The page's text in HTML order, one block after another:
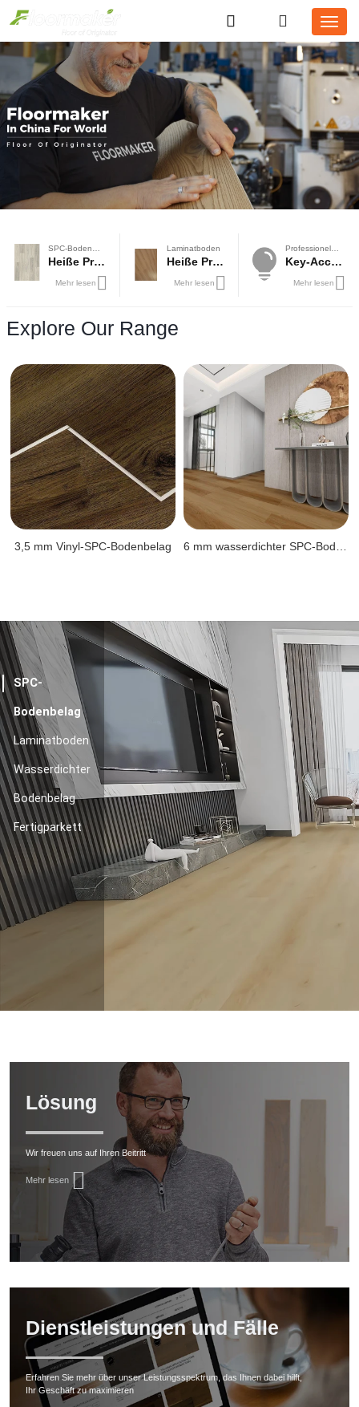
Heiße Produkte
Mehr lesen
Laminatboden
Heiße Produkte
Mehr lesen
Key-Account-Geschäft
Mehr lesen
Explore Our Range
3,5 mm Vinyl-SPC-Bodenbelag
SPC-
Bodenbelag
Laminatboden
Wasserdichter
Bodenbelag
Fertigparkett
Lösung
Wir freuen uns auf Ihren Beitritt
Mehr lesen
Dienstleistungen und Fälle
Erfahren Sie mehr über unser Leistungsspektrum, das Ihnen dabei hilft,
Ihr Geschäft zu maximieren